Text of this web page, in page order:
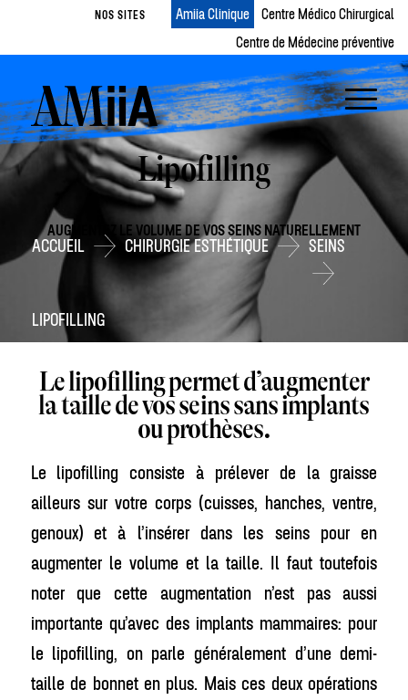
NOS SITES Amiia Clinique
Centre Médico Chirurgical
Centre de Médecine préventive
Lipofilling
AUGMENTEZ LE VOLUME DE VOS SEINS NATURELLEMENT
ACCUEIL CHIRURGIE ESTHÉTIQUE SEINS
LIPOFILLING
Le lipofilling permet d’augmenter
la taille de vos seins sans implants
ou prothèses.
Le lipofilling consiste à prélever de la graisse
ailleurs sur votre corps (cuisses, hanches, ventre,
genoux) et à l’insérer dans les seins pour en
augmenter le volume et la taille. Il faut toutefois
noter que cette augmentation n’est pas aussi
importante qu’avec des implants mammaires: pour
le lipofilling, on parle généralement d’une demi-
taille de bonnet en plus. Mais ces deux opérations